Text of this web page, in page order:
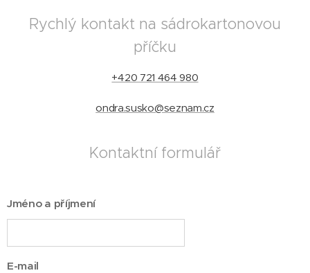
Rychlý kontakt na sádrokartonovou
příčku
+420 721 464 980
ondra.susko@seznam.cz
Kontaktní formulář
Jméno a příjmení
E-mail